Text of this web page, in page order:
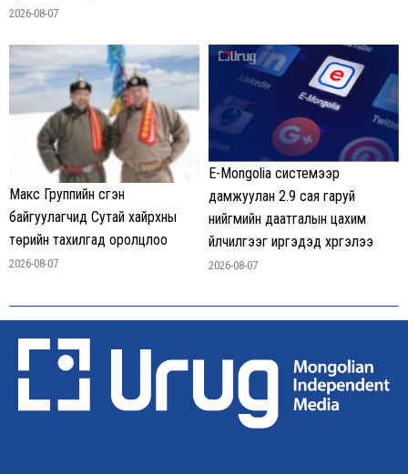
2026-08-07
Макс Группийн үүсгэн
байгуулагчид Сутай хайрхны
төрийн тахилгад оролцлоо
2026-08-07
E-Mongolia системээр
дамжуулан 2.9 сая гаруй
нийгмийн даатгалын цахим
үйлчилгээг иргэдэд хүргэлээ
2026-08-07